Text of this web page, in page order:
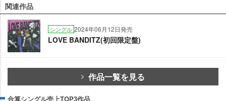
関連作品
シングル 2024年06月12日発売
LOVE BANDITZ(初回限定盤)
作品一覧を見る
合算シングル売上TOP3作品